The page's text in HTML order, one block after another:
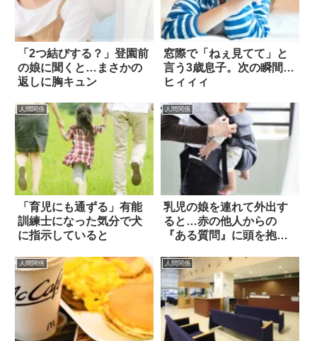
「2つ結びする？」登園前
の娘に聞くと…まさかの
返しに胸キュン
窓際で「ねぇ見てて」と
言う3歳息子。次の瞬間…
ヒィィィ
人間関係
「育児にも通ずる」有能
訓練士になった気分で犬
に指示していると
人間関係
乳児の娘を連れて外出す
ると…赤の他人からの
『ある質問』に頭を抱え
人間関係 人間関係